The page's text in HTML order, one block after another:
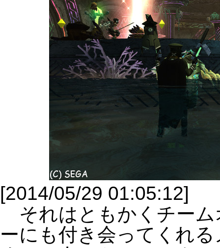
[2014/05/29 01:05:12]
それはともかくチーム
ーにも付き会ってくれ